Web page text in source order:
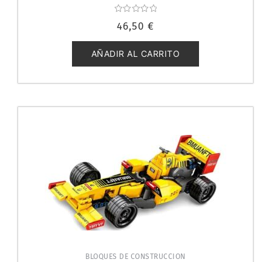
con
de
5
46,50 €
AÑADIR AL CARRITO
BLOQUES DE CONSTRUCCION